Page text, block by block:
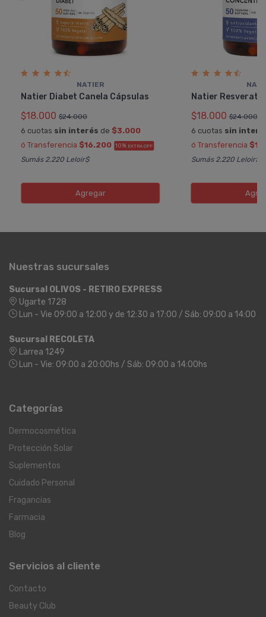
NATIER
Natier Diabet Canela Cápsulas
$18.000 $24.000
6 cuotas sin interés de $3.000
ó Transferencia $16.200 10% EXTRA OFF
Sumás 2.220 Leloir$
Agregar
Natier
$18.000 $24.000
6 cuotas sin
ó Transferencia
Sumás 2.220 Leloir$
Nuestras sucursales
Sucursal OLIVOS - RETIRO EXPRESS
Ugarte 1728
Lun - Vie 09:00 a 12:00 y de 12:30 a 17:00 / Sáb: 09:00 a 14:00
Sucursal RECOLETA
Larrea 1249
Lun - Vie: 09:00 a 20:00hs / Sáb: 09:00 a 14:00hs
Categorías
Dermocosmética
Protección Solar
Suplementos
Cuidado Personal
Fragancias
Farmacia
Blog
Servicios al cliente
Contacto
Beauty Club